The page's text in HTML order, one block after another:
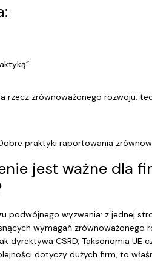
rzecz zrównoważonego rozwoju:
praktyki raportowania
jest ważne dla
podwójnego wyzwania: z jednej
wymagań zrównoważonego
dyrektywa CSRD, Taksonomia UE
dotyczy dużych firm, to